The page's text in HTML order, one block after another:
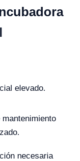
elevado.
mantenimiento
necesaria